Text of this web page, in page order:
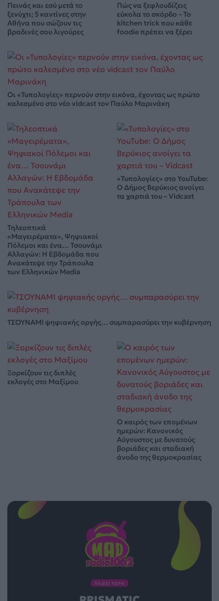
Πεινάς και εσύ μετά το
ξενύχτι; 5 καντίνες στην
Αθήνα που σώζουν τις
βραδινές σου λιγούρες
Πώς να ξεφλουδίζεις
εύκολα το σκόρδο – Το
kitchen trick που κάθε
foodie πρέπει να ξέρει
Οι «Τυπολογίες» περνούν στην εικόνα, έχοντας ως πρώτο
καλεσμένο στο νέο vidcast τον Παύλο Μαρινάκη
Τηλεοπτικά
«Μαγειρέματα», Ψηφιακοί
Πόλεμοι και ένα… Τσουνάμι
Αλλαγών: Η Εβδομάδα που
Ανακάτεψε την Τράπουλα
των Ελληνικών Media
«Τυπολογίες» στο YouTube:
Ο Δήμος Βερύκιος ανοίγει
τα χαρτιά του – Vidcast
ΤΣΟΥΝΑΜΙ ψηφιακής οργής… συμπαρασύρει την κυβέρνηση
Ξορκίζουν τις διπλές
εκλογές στο Μαξίμου
Ο καιρός των επομένων
ημερών: Κανονικός
Αύγουστος με δυνατούς
βοριάδες και σταδιακή
άνοδο της θερμοκρασίας
ΠΑΙΖΕΙ ΤΩΡΑ